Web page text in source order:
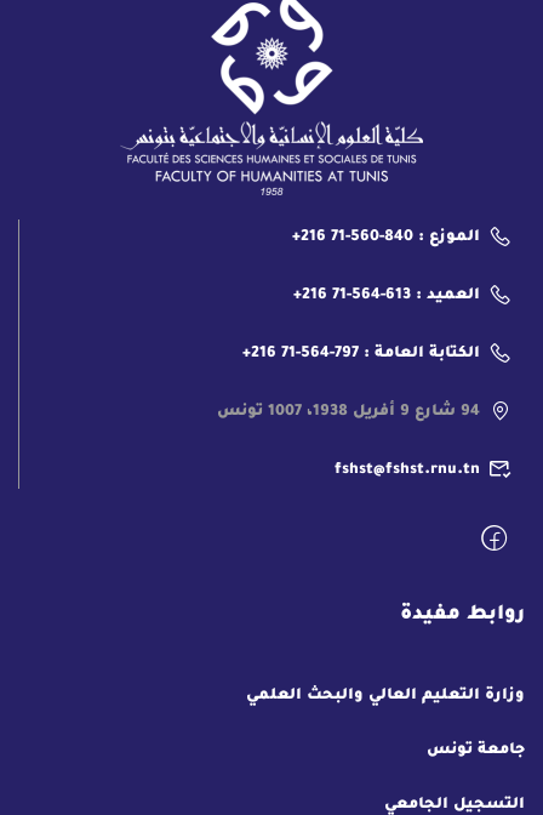
الموزع : 840-560-71 216+
العميد : 613-564-71 216+
الكتابة العامة : 797-564-71 216+
94 شارع 9 أفريل 1938، 1007 تونس
fshst@fshst.rnu.tn
روابط مفيدة
وزارة التعليم العالي والبحث العلمي
جامعة تونس
التسجيل الجامعي